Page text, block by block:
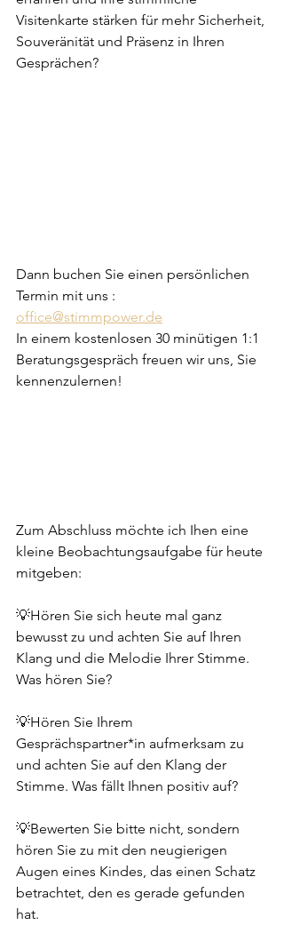
Visitenkarte stärken für mehr Sicherheit,
Souveränität und Präsenz in Ihren
Gesprächen?
Dann buchen Sie einen persönlichen
Termin mit uns :
office@stimmpower.de
In einem kostenlosen 30 minütigen 1:1
Beratungsgespräch freuen wir uns, Sie
kennenzulernen!
Zum Abschluss möchte ich Ihen eine
kleine Beobachtungsaufgabe für heute
mitgeben:
💡Hören Sie sich heute mal ganz
bewusst zu und achten Sie auf Ihren
Klang und die Melodie Ihrer Stimme.
Was hören Sie?
💡Hören Sie Ihrem
Gesprächspartner*in aufmerksam zu
und achten Sie auf den Klang der
Stimme. Was fällt Ihnen positiv auf?
💡Bewerten Sie bitte nicht, sondern
hören Sie zu mit den neugierigen
Augen eines Kindes, das einen Schatz
betrachtet, den es gerade gefunden
hat.